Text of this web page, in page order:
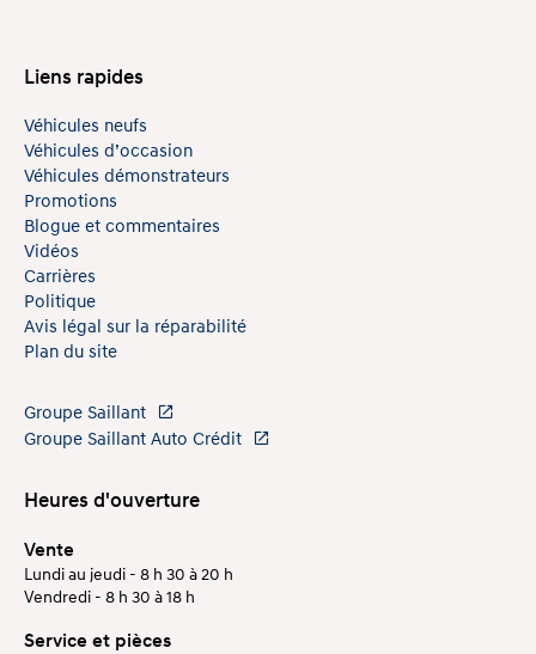
Liens rapides
Véhicules neufs
Véhicules d’occasion
Véhicules démonstrateurs
Promotions
Blogue et commentaires
Vidéos
Carrières
Politique
Avis légal sur la réparabilité
Plan du site
Groupe Saillant
Groupe Saillant Auto Crédit
Heures d'ouverture
Vente
Lundi au jeudi - 8 h 30 à 20 h
Vendredi - 8 h 30 à 18 h
Service et pièces